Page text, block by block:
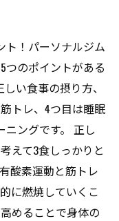
ト！パーソナルジム
つのポイントがある
い食事の摂り方、
トレ、4つ目は睡眠
ングです。 正し
えて3食しっかりと
酸素運動と筋トレ
に燃焼していくこ
めることで身体の